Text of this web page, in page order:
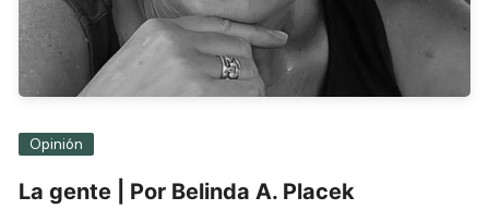
Opinión
La gente | Por Belinda A. Placek